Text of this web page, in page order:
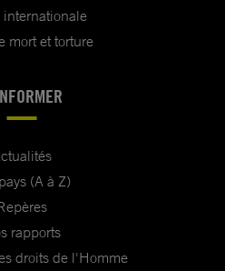
internationale
mort et torture
(A à Z)
rapports
droits de l'Homme